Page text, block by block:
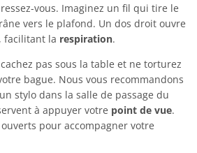
vous. Imaginez un fil qui tire le
vers le plafond. Un dos droit ouvre
facilitant la respiration.
pas sous la table et ne torturez
bague. Nous vous recommandons
stylo dans la salle de passage du
à appuyer votre point de vue.
pour accompagner votre